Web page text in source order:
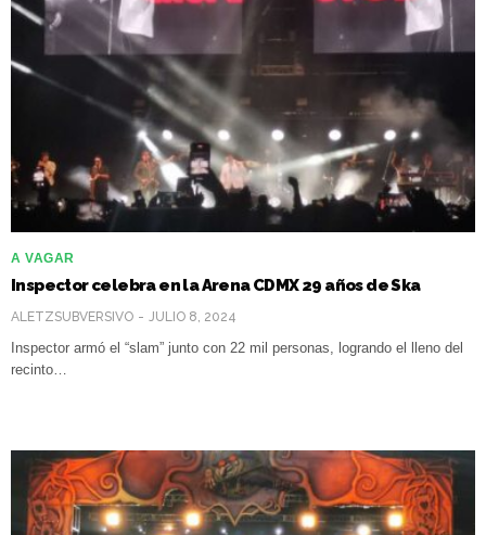
A VAGAR
Inspector celebra en la Arena CDMX 29 años de Ska
ALETZSUBVERSIVO JULIO 8, 2024
Inspector armó el “slam” junto con 22 mil personas, logrando el lleno del
recinto…